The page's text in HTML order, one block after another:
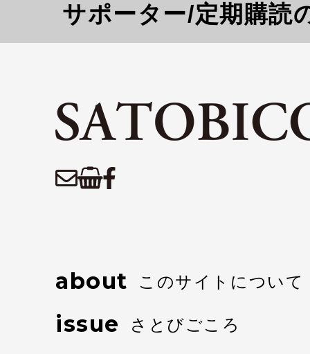
サポーター/定期購読
about このサイトについて
issue さとびごころ